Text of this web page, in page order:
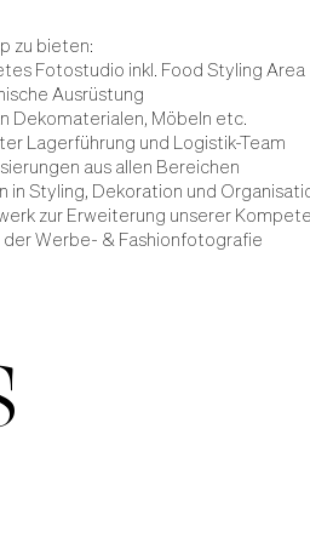
zu bieten:
Fotostudio inkl. Food Styling Area
Ausrüstung
Dekomaterialen, Möbeln etc.
Lagerführung und Logistik-Team
aus allen Bereichen
in Styling, Dekoration und
zur Erweiterung unserer
der Werbe- & Fashionfotografie